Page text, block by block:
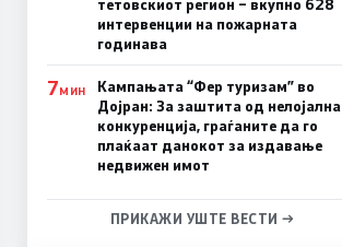
тетовскиот регион – вкупно 628
интервенции на пожарната
годинава
7МИН
Кампањата “Фер туризам” во
Дојран: За заштита од нелојална
конкуренција, граѓаните да го
плаќаат данокот за издавање
недвижен имот
ПРИКАЖИ УШТЕ ВЕСТИ →